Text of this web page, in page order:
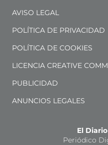
AVISO LEGAL
POLÍTICA DE PRIVACIDAD
POLÍTICA DE COOKIES
LICENCIA CREATIVE
PUBLICIDAD
ANUNCIOS LEGALES
El
Periódico